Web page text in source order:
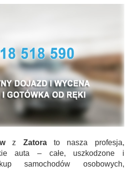
z Zatora to nasza profesja,
auta – całe, uszkodzone i
samochodów osobowych,